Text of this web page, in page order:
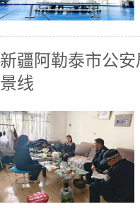
新疆阿勒泰市公
景线